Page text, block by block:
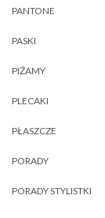
PANTONE
PASKI
PIŻAMY
PLECAKI
PŁASZCZE
PORADY
PORADY STYLISTKI